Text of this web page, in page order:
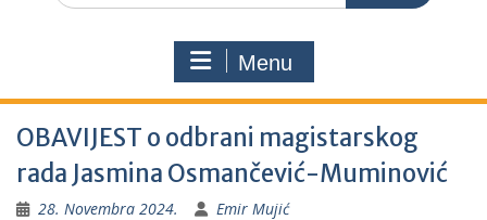
Menu
OBAVIJEST o odbrani magistarskog
rada Jasmina Osmančević-Muminović
28. Novembra 2024. Emir Mujić